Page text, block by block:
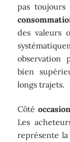
pas toujours
des valeurs
observation
bien
longs trajets.
Côté occasion
Les
représente